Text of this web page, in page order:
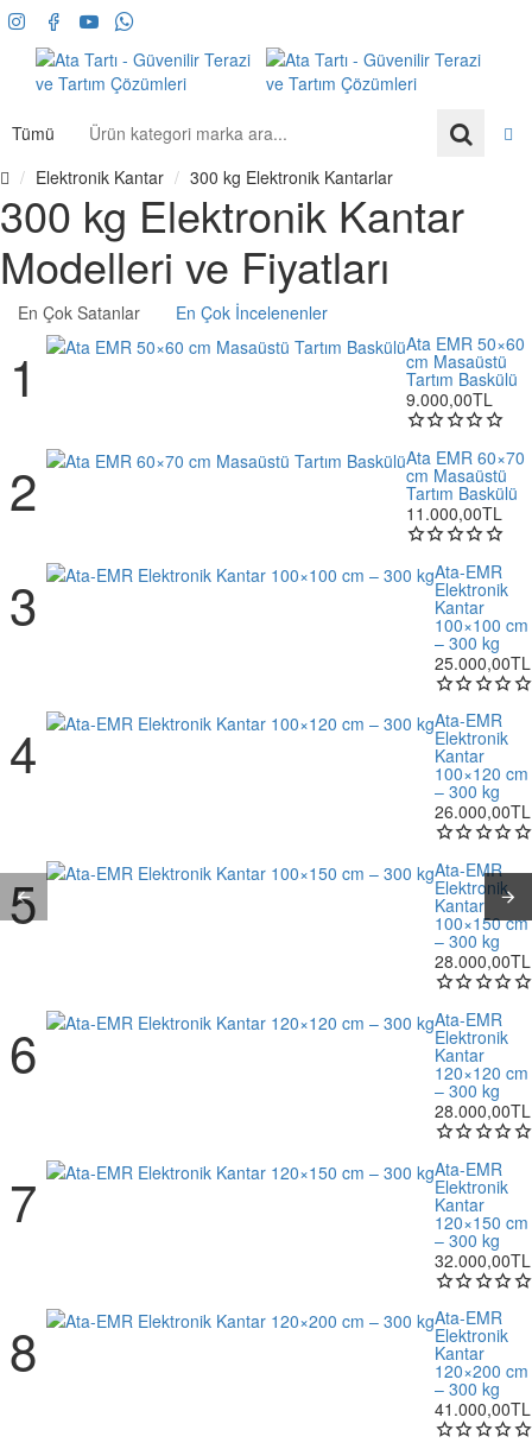
Tümü
Ürün
kategori
marka
ara...
o
e
Elektronik Kantar 300 kg Elektronik Kantarlar
300 kg Elektronik Kantar
Modelleri ve Fiyatları
En Çok Satanlar
En Çok İncelenenler
Ata EMR 50×60
cm Masaüstü
Tartım Baskülü
9.000,00TL
Ata EMR 60×70
cm Masaüstü
Tartım Baskülü
11.000,00TL
Ata-EMR
Elektronik
Kantar
100×100 cm
– 300 kg
25.000,00TL
Ata-EMR
Elektronik
Kantar
100×120 cm
– 300 kg
26.000,00TL
Ata-EMR
Elektronik
Kantar
100×150 cm
– 300 kg
28.000,00TL
Ata-EMR
Elektronik
Kantar
120×120 cm
– 300 kg
28.000,00TL
Ata-EMR
Elektronik
Kantar
120×150 cm
– 300 kg
32.000,00TL
Ata-EMR
Elektronik
Kantar
120×200 cm
– 300 kg
41.000,00TL